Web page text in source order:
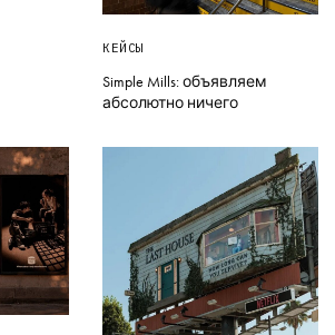
КЕЙСЫ
Simple Mills: объявляем
абсолютно ничего